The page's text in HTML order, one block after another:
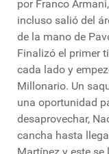
por Franco
incluso salió del
de la mano de
Finalizó el primer
cada lado y
Millonario. Un
una oportunidad
desaprovechar,
cancha hasta